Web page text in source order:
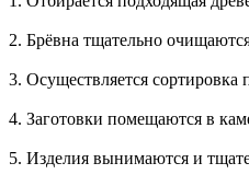
2. Брёвна тщательно
3. Осуществляется сортировка
4. Заготовки помещаются в
5. Изделия вынимаются и